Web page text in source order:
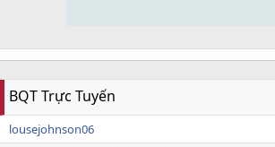
BQT Trực Tuyến
lousejohnson06